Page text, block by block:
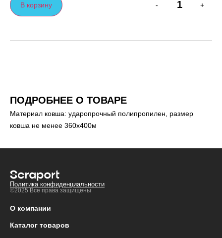
- +
В корзину
ПОДРОБНЕЕ О ТОВАРЕ
Материал ковша: ударопрочный полипропилен, размер
ковша не менее 360х400м
Политика конфиденциальности
©2025 Все права защищены
О компании
Каталог товаров